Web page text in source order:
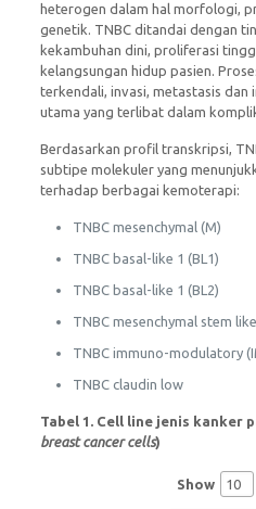
heterogen dalam hal morfologi,
genetik. TNBC ditandai dengan
kekambuhan dini, proliferasi
kelangsungan hidup pasien.
terkendali, invasi, metastasis dan
utama yang terlibat dalam
Berdasarkan profil transkripsi,
subtipe molekuler yang
terhadap berbagai kemoterapi:
TNBC mesenchymal (M)
TNBC basal-like 1 (BL1)
TNBC basal-like 1 (BL2)
TNBC mesenchymal stem
TNBC immuno-modulatory
TNBC claudin low
Tabel 1. Cell line jenis kanker
breast cancer cells)
Show